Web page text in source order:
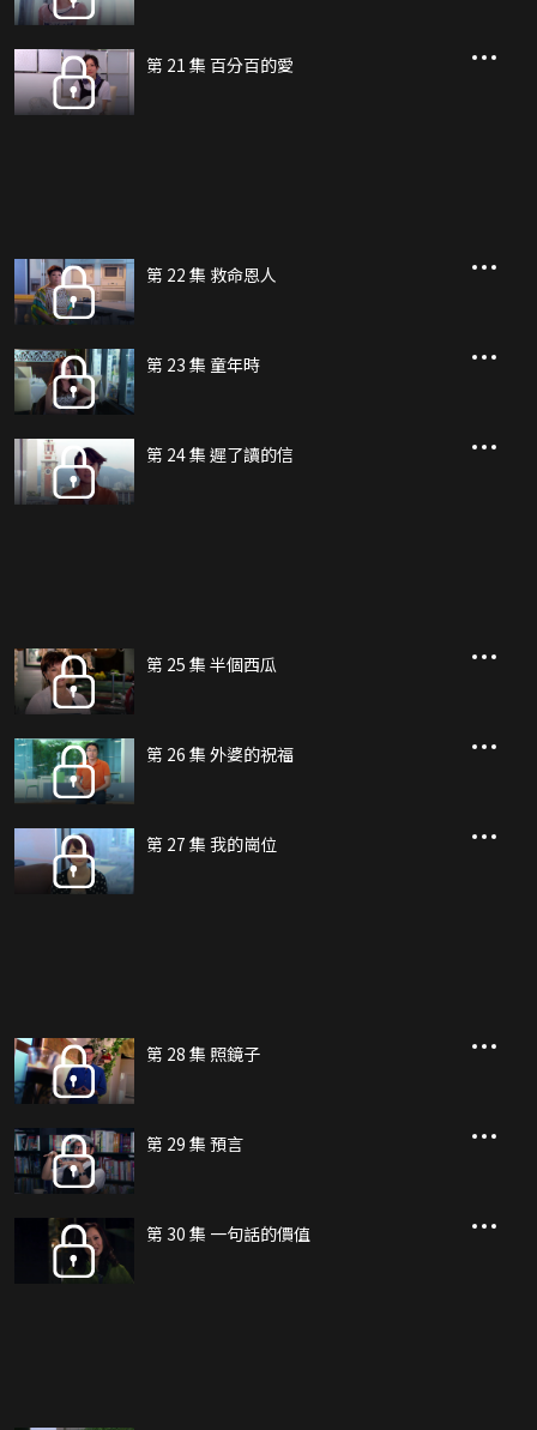
第 21 集 百分百的愛
第 22 集 救命恩人
第 23 集 童年時
第 24 集 遲了讀的信
第 25 集 半個西瓜
第 26 集 外婆的祝福
第 27 集 我的崗位
第 28 集 照鏡子
第 29 集 預言
第 30 集 一句話的價值